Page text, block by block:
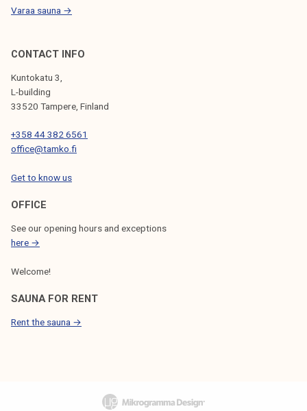
Varaa sauna →
CONTACT INFO
Kuntokatu 3,
L-building
33520 Tampere, Finland
+358 44 382 6561
office@tamko.fi
Get to know us
OFFICE
See our opening hours and exceptions
here →
Welcome!
SAUNA FOR RENT
Rent the sauna →